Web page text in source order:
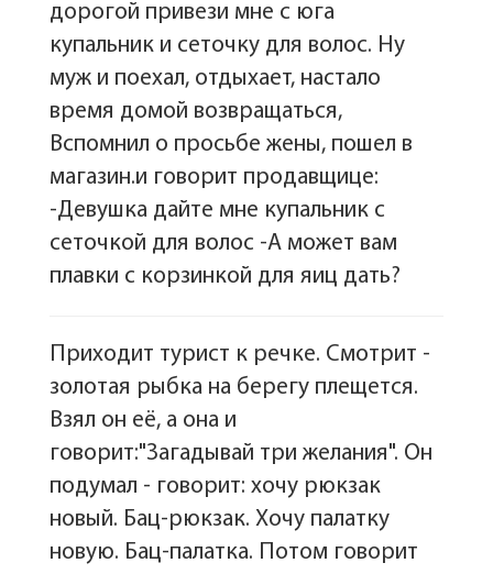
дорогой привези мне с юга
купальник и сеточку для волос. Ну
муж и поехал, отдыхает, настало
время домой возвращаться,
Вспомнил о просьбе жены, пошел в
магазин.и говорит продавщице:
-Девушка дайте мне купальник с
сеточкой для волос -А может вам
плавки с корзинкой для яиц дать?
Приходит турист к речке. Смотрит -
золотая рыбка на берегу плещется.
Взял он её, а она и
говорит:"Загадывай три желания". Он
подумал - говорит: хочу рюкзак
новый. Бац-рюкзак. Хочу палатку
новую. Бац-палатка. Потом говорит